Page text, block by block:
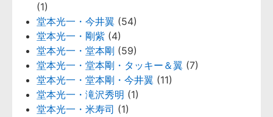
(1)
堂本光一・今井翼 (54)
堂本光一・剛紫 (4)
堂本光一・堂本剛 (59)
堂本光一・堂本剛・タッキー＆翼 (7)
堂本光一・堂本剛・今井翼 (11)
堂本光一・滝沢秀明 (1)
堂本光一・米寿司 (1)